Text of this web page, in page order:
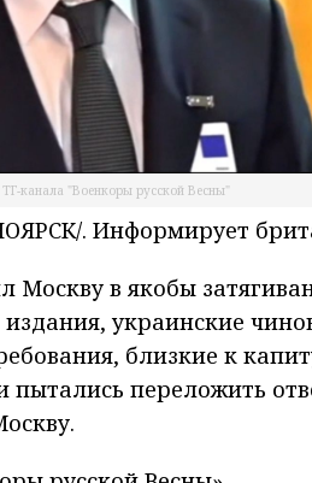
канала "Военкоры русской Весны"
. Информирует
Москву в якобы
украинские
близкие к
переложить